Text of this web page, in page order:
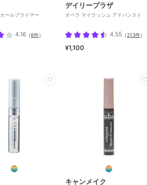
ールプライマー
4.16 （6件）
デイリープラザ
オペラ マイラッシュ アドバンスト
4.55 （213件）
¥1,100
キャンメイク